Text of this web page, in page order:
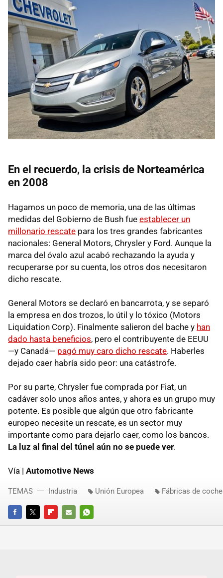
En el recuerdo, la crisis de Norteamérica
en 2008
Hagamos un poco de memoria, una de las últimas
medidas del Gobierno de Bush fue establecer un
millonario rescate para los tres grandes fabricantes
nacionales: General Motors, Chrysler y Ford. Aunque la
marca del óvalo azul acabó rechazando la ayuda y
recuperarse por su cuenta, los otros dos necesitaron
dicho rescate.
General Motors se declaró en bancarrota, y se separó
la empresa en dos trozos, lo útil y lo tóxico (Motors
Liquidation Corp). Finalmente salieron del bache y han
dado hasta beneficios, pero el contribuyente de EEUU
—y Canadá— pagó muy caro dicho rescate. Haberles
dejado caer habría sido peor: una catástrofe.
Por su parte, Chrysler fue comprada por Fiat, un
cadáver solo unos años antes, y ahora es un grupo muy
potente. Es posible que algún que otro fabricante
europeo necesite un rescate, es un sector muy
importante como para dejarlo caer, como los bancos.
La luz al final del túnel aún no se puede ver.
Vía | Automotive News
FACEBOOKTWITTERFLIPBOARD
E-
WHATSAPP
TEMAS Industria Unión Europea Fábricas de